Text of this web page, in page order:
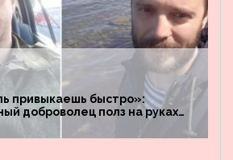
привыкаешь быстро»:
доброволец полз на руках
через заминированное